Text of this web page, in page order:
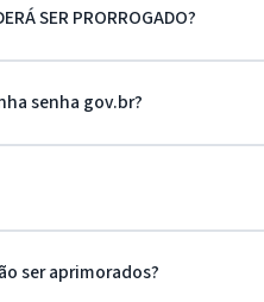
SER PRORROGADO?
senha gov.br?
ser aprimorados?